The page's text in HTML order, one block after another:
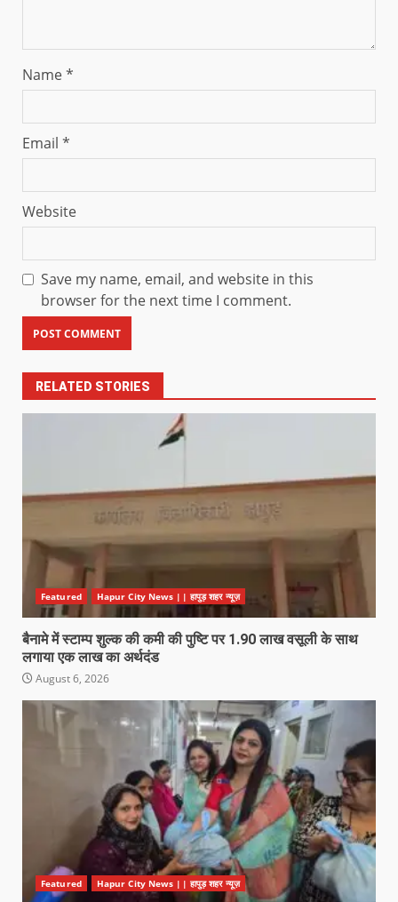
Name*
Email *
Website
Save my name, email, and website in this
browser for the next time I comment.
RELATED STORIES
Featured Hapur City News || हापुड़ शहर न्यूज़
बैनामे में स्टाम्प शुल्क की कमी की पुष्टि पर 1.90 लाख वसूली के साथ
लगाया एक लाख का अर्थदंड
August 6, 2026
Featured Hapur City News || हापुड़ शहर न्यूज़